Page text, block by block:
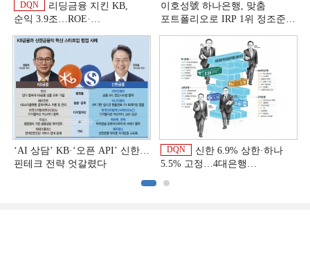
DQN
리딩금융 지킨 KB,
순익 3.9조…ROE·
상반기 금융 리그테이블]
이호성號 하나은행, 맞춤
포트폴리오로 IRP 1위 정조준
‘AI 상담’ KB·‘오픈 API’ 신한…
핀테크 전략 엇갈렸다
DQN
신한 6.9% 상한·하나
5.5% 고정…4대은행